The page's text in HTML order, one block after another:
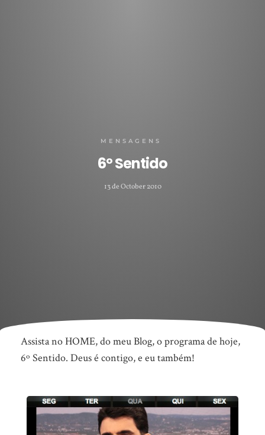
MENSAGENS
6º Sentido
13 de October 2010
6º
Sentido
Assista no HOME, do meu Blog, o programa de hoje,
6º Sentido. Deus é contigo, e eu também!